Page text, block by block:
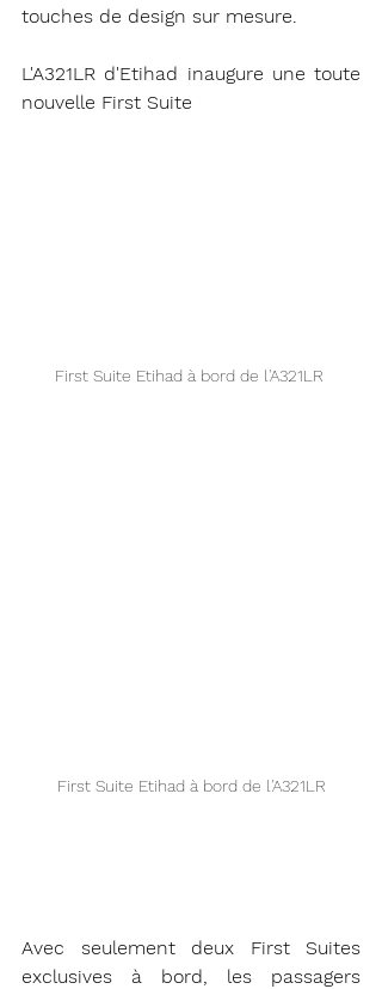
touches de design sur mesure.
L'A321LR d'Etihad inaugure une toute
nouvelle First Suite
First Suite Etihad à bord de l'A321LR
First Suite Etihad à bord de l'A321LR
Avec seulement deux First Suites
exclusives à bord, les passagers